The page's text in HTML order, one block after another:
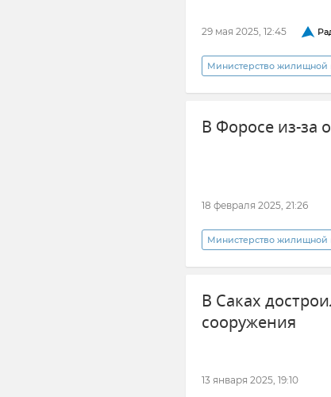
29 мая 2025, 12:45
Министерство жилищной
Жилье в Крыму
В Форосе из-за
18 февраля 2025, 21:26
Министерство жилищной
Ялта Форос
Никита Тарасов
В Саках
сооружения
13 января 2025, 19:10